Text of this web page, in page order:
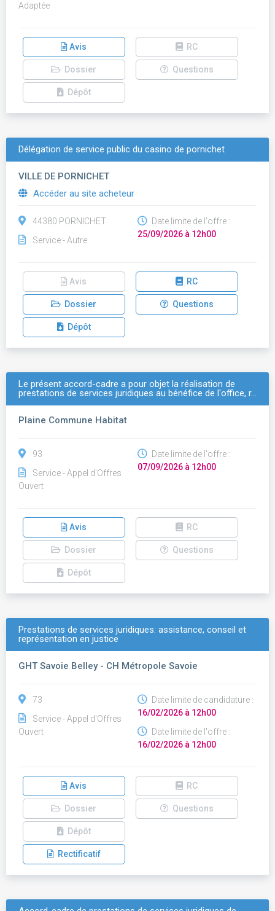
Adaptée
Avis RC
Dossier Questions
Dépôt
Délégation de service public du casino de pornichet
VILLE DE PORNICHET
Accéder au site acheteur
44380 PORNICHET
Service - Autre
Date limite de l'offre :
25/09/2026 à 12h00
Avis RC
Dossier Questions
Dépôt
Le présent accord-cadre a pour objet la réalisation de
prestations de services juridiques au bénéfice de l'office, r…
Plaine Commune Habitat
93
Service - Appel d'Offres
Ouvert
Date limite de l'offre :
07/09/2026 à 12h00
Avis RC
Dossier Questions
Dépôt
Prestations de services juridiques: assistance, conseil et
représentation en justice
GHT Savoie Belley - CH Métropole Savoie
73
Service - Appel d'Offres
Ouvert
Date limite de candidature :
16/02/2026 à 12h00
Date limite de l'offre :
16/02/2026 à 12h00
Avis RC
Dossier Questions
Dépôt
Rectificatif